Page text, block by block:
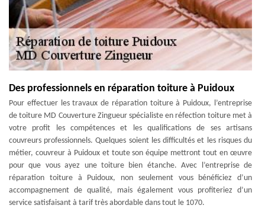
Des professionnels en réparation toiture à Puidoux
Pour effectuer les travaux de réparation toiture à Puidoux, l’entreprise
de toiture MD Couverture Zingueur spécialiste en réfection toiture met à
votre profit les compétences et les qualifications de ses artisans
couvreurs professionnels. Quelques soient les difficultés et les risques du
métier, couvreur à Puidoux et toute son équipe mettront tout en œuvre
pour que vous ayez une toiture bien étanche. Avec l’entreprise de
réparation toiture à Puidoux, non seulement vous bénéficiez d’un
accompagnement de qualité, mais également vous profiteriez d’un
service satisfaisant à tarif très abordable dans tout le 1070.